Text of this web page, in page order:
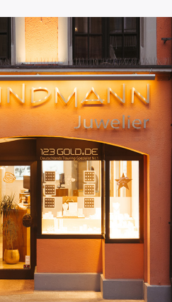
SEITE
SEITESEITESEITE